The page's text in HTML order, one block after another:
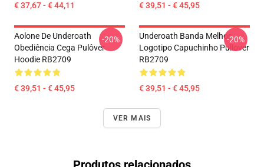
€ 37,67 - € 44,11 € 39,51 - € 45,95
Aolone De Underoath
Obediência Cega Pulôver
Hoodie RB2709
€ 39,51 - € 45,95
-20%
Underoath Banda Melhor
Logotipo Capuchinho Pullover
RB2709
€ 39,51 - € 45,95
-20%
VER MAIS